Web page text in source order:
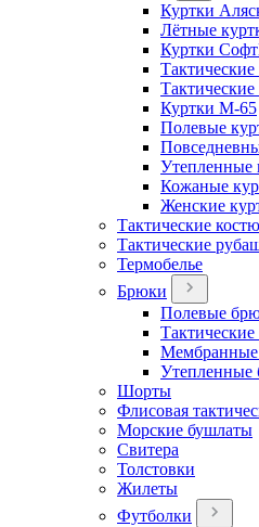
Куртки
Лётные
Куртки
Тактические
Куртки М-65
Полевые
Утепленные
Кожаные
Женские
Тактические
Тактические
Термобелье
Брюки
Полевые
Утепленные
Шорты
Флисовая
Морские бушлаты
Свитера
Толстовки
Жилеты
Футболки